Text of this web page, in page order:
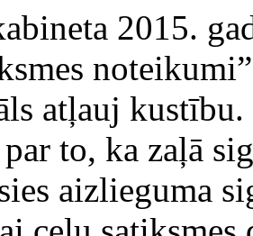
2015.
atļauj
to, ka zaļā
aizlieguma